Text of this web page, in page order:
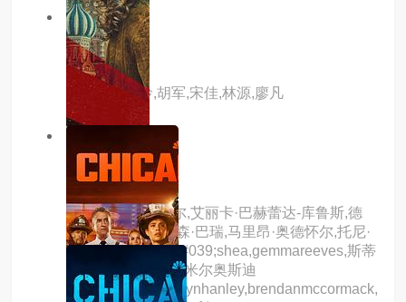
1.0分 hd
好奇害死猫
主演：刘嘉玲,胡军,宋佳,林源,廖凡
水中仙
主演：科林·法瑞尔,艾丽卡·巴赫蕾达-库鲁斯,德
乌拉·基尔万,艾莉森·巴瑞,马里昂·奥德怀尔,托尼·
库兰,maryo&amp;#039;shea,gemmareeves,斯蒂
芬·瑞,诺玛·谢汗,埃米尔奥斯迪
那,conorpower,olwynhanley,brendanmccormack,